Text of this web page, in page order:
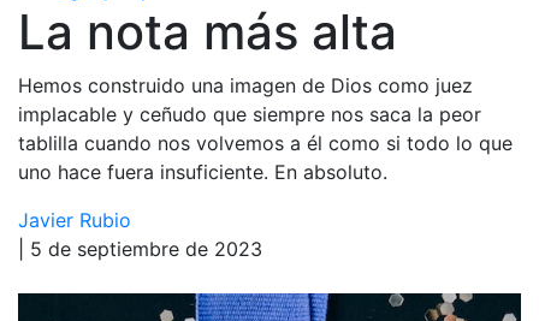
La nota más alta
Hemos construido una imagen de Dios como juez
implacable y ceñudo que siempre nos saca la peor
tablilla cuando nos volvemos a él como si todo lo que
uno hace fuera insuficiente. En absoluto.
Javier Rubio
| 5 de septiembre de 2023